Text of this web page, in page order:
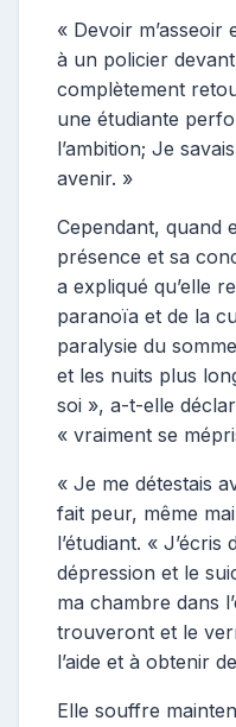
« Devoir m’asseoir
à un policier
complètement
une étudiante
l’ambition; Je
avenir. »
Cependant, quand
présence et sa
a expliqué qu’elle
paranoïa et de la
paralysie du
et les nuits plus
soi », a-t-elle
« vraiment se
« Je me détestais
fait peur, même
l’étudiant. «
dépression et le
ma chambre dans
trouveront et le
l’aide et à obtenir
Elle souffre